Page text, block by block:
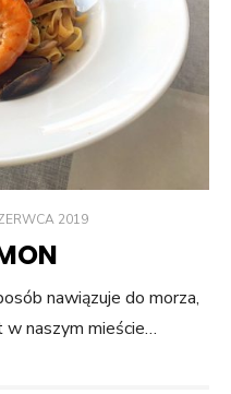
2019
nawiązuje do morza,
naszym mieście…